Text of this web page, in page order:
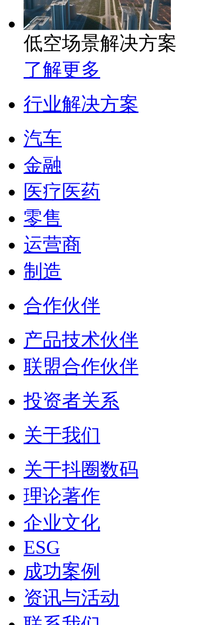
低空场景解决方案
了解更多
行业解决方案
汽车
金融
医疗医药
零售
运营商
制造
合作伙伴
产品技术伙伴
联盟合作伙伴
投资者关系
关于我们
关于抖圈数码
理论著作
企业文化
ESG
成功案例
资讯与活动